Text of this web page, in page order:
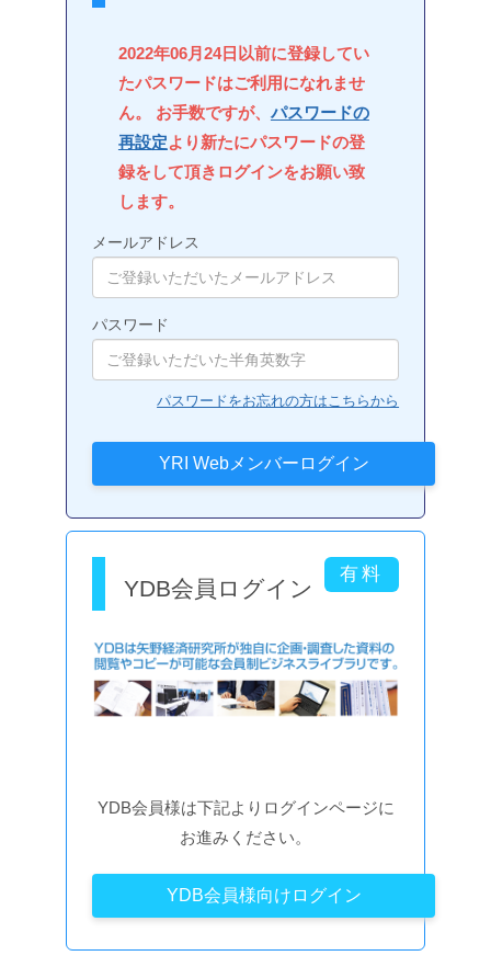
2022年06月24日以前に登録してい
たパスワードはご利用になれませ
ん。 お手数ですが、 パスワードの
再設定より新たにパスワードの登
録をして頂きログインをお願い致
します。
メールアドレス
パスワード
パスワードをお忘れの方はこちらから
YDB会員ログイン
YDB会員様は下記よりログインページに
お進みください。
YDB会員様向けログイン